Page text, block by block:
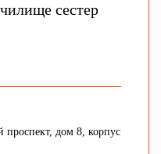
сестер
дом 8, корпус